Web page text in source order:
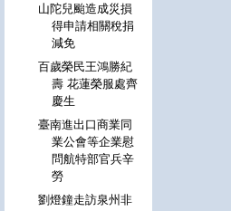
山陀兒颱造成災損
得申請相關稅捐
減免
百歲榮民王鴻勝紀
壽 花蓮榮服處齊
慶生
臺南進出口商業同
業公會等企業慰
問航特部官兵辛
勞
劉燈鐘走訪泉州非